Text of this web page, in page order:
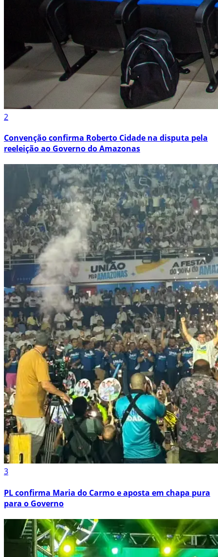
2
Convenção confirma Roberto Cidade na disputa pela
reeleição ao Governo do Amazonas
3
PL confirma Maria do Carmo e aposta em chapa pura
para o Governo